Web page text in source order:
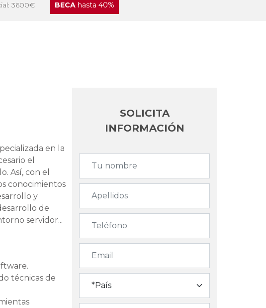
3600€ BECAhasta 40%
en la
el
Así, con el
conocimientos
y
de
servidor...
técnicas de
SOLICITA
INFORMACIÓN